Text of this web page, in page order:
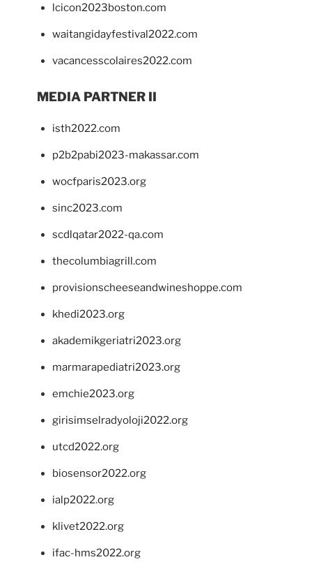
lcicon2023boston.com
waitangidayfestival2022.com
vacancesscolaires2022.com
MEDIA PARTNER II
isth2022.com
p2b2pabi2023-makassar.com
wocfparis2023.org
sinc2023.com
scdlqatar2022-qa.com
thecolumbiagrill.com
provisionscheeseandwineshoppe.com
khedi2023.org
akademikgeriatri2023.org
marmarapediatri2023.org
emchie2023.org
girisimselradyoloji2022.org
utcd2022.org
biosensor2022.org
ialp2022.org
klivet2022.org
ifac-hms2022.org